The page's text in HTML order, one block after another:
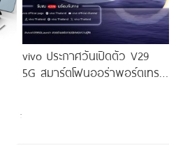
vivo ประกาศวันเปิดตัว V29
5G สมาร์ตโฟนออร่าพอร์ตเทร